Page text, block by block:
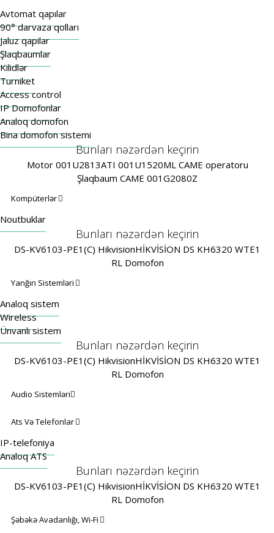
Avtomat qapılar
90° darvaza qolları
Jaluz qapilar
Şlaqbaumlar
Kilidlər
Turniket
Access control
IP Domofonlar
Analoq domofon
Bina domofon sistemi
Bunları nəzərdən keçirin
Motor 001U2813ATI 001U1520ML CAME operatoru
Şlaqbaum CAME 001G2080Z
Kompüterlər
Noutbuklar
Bunları nəzərdən keçirin
DS-KV6103-PE1(C) HikvisionHİKVİSİON DS KH6320 WTE1
RL Domofon
Yanğın Sistemləri
Analoq sistem
Wireless
Ünvanlı sistem
Bunları nəzərdən keçirin
DS-KV6103-PE1(C) HikvisionHİKVİSİON DS KH6320 WTE1
RL Domofon
Audio Sistemləri
Ats Və Telefonlar
IP-telefoniya
Analoq ATS
Bunları nəzərdən keçirin
DS-KV6103-PE1(C) HikvisionHİKVİSİON DS KH6320 WTE1
RL Domofon
Şəbəkə Avadanlığı, Wi-Fi